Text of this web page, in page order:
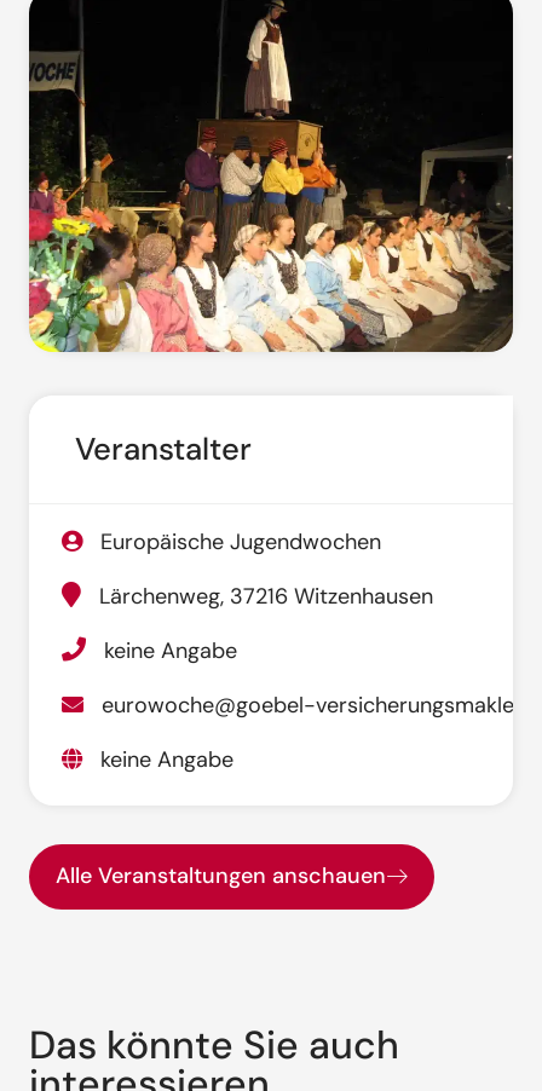
Veranstalter
Europäische Jugendwochen
Lärchenweg, 37216 Witzenhausen
keine Angabe
eurowoche@goebel-
keine Angabe
Alle Veranstaltungen anschauen
Das könnte Sie auch